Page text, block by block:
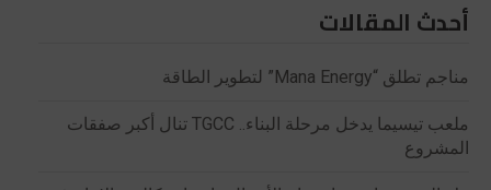
أحدث المقالات
مناجم تطلق “Mana Energy” لتطوير الطاقة
ملعب تيسيما يدخل مرحلة البناء.. TGCC تنال أكبر صفقات
المشروع